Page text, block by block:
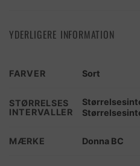
YDERLIGERE INFORMATION
FARVER Sort
STØRRELSES
INTERVALLER
MÆRKE Donna BC